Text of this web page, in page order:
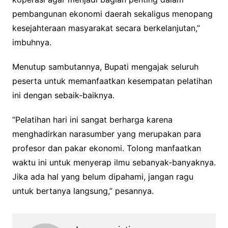
pembangunan ekonomi daerah sekaligus menopang
kesejahteraan masyarakat secara berkelanjutan,”
imbuhnya.
Menutup sambutannya, Bupati mengajak seluruh
peserta untuk memanfaatkan kesempatan pelatihan
ini dengan sebaik-baiknya.
“Pelatihan hari ini sangat berharga karena
menghadirkan narasumber yang merupakan para
profesor dan pakar ekonomi. Tolong manfaatkan
waktu ini untuk menyerap ilmu sebanyak-banyaknya.
Jika ada hal yang belum dipahami, jangan ragu
untuk bertanya langsung,” pesannya.